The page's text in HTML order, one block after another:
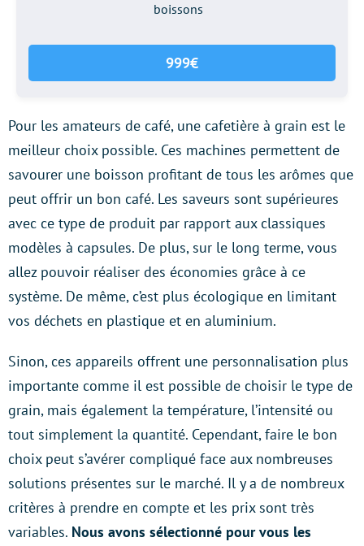
boissons
999€
Pour les amateurs de café, une cafetière à grain est le
meilleur choix possible. Ces machines permettent de
savourer une boisson profitant de tous les arômes que
peut offrir un bon café. Les saveurs sont supérieures
avec ce type de produit par rapport aux classiques
modèles à capsules. De plus, sur le long terme, vous
allez pouvoir réaliser des économies grâce à ce
système. De même, c’est plus écologique en limitant
vos déchets en plastique et en aluminium.
Sinon, ces appareils offrent une personnalisation plus
importante comme il est possible de choisir le type de
grain, mais également la température, l’intensité ou
tout simplement la quantité. Cependant, faire le bon
choix peut s’avérer compliqué face aux nombreuses
solutions présentes sur le marché. Il y a de nombreux
critères à prendre en compte et les prix sont très
variables. Nous avons sélectionné pour vous les